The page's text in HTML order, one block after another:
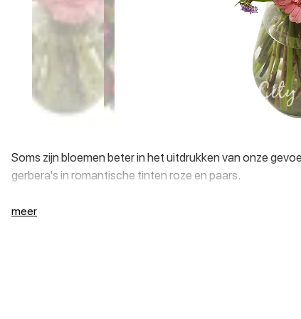
Soms zijn bloemen beter in het uitdrukken van onze
gerbera's in romantische tinten roze en paars.
meer